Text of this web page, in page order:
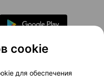
проекта
cookie
для обеспечения